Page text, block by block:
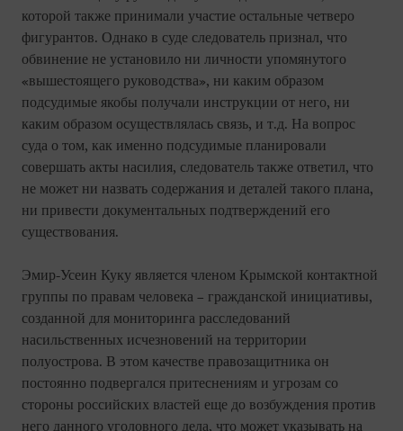
которой также принимали участие остальные четверо
фигурантов. Однако в суде следователь признал, что
обвинение не установило ни личности упомянутого
«вышестоящего руководства», ни каким образом
подсудимые якобы получали инструкции от него, ни
каким образом осуществлялась связь, и т.д. На вопрос
суда о том, как именно подсудимые планировали
совершать акты насилия, следователь также ответил, что
не может ни назвать содержания и деталей такого плана,
ни привести документальных подтверждений его
существования.
Эмир-Усеин Куку является членом Крымской контактной
группы по правам человека – гражданской инициативы,
созданной для мониторинга расследований
насильственных исчезновений на территории
полуострова. В этом качестве правозащитника он
постоянно подвергался притеснениям и угрозам со
стороны российских властей еще до возбуждения против
него данного уголовного дела, что может указывать на